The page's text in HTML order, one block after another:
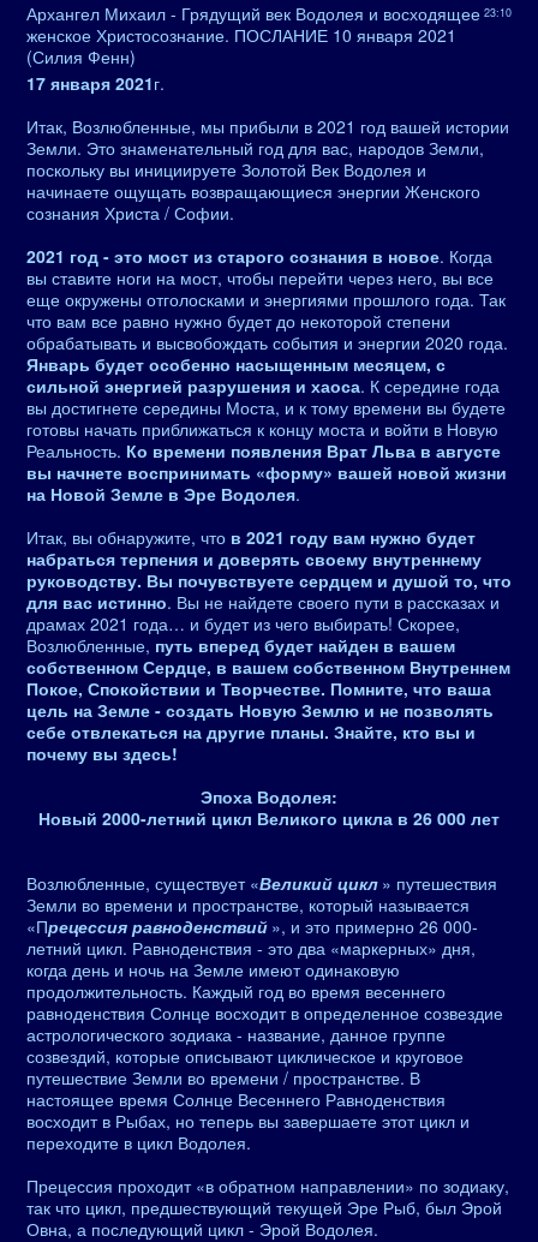
23:10
Архангел Михаил - Грядущий век Водолея и восходящее
женское Христосознание. ПОСЛАНИЕ 10 января 2021
(Силия Фенн)
17 января 2021г.
Итак, Возлюбленные, мы прибыли в 2021 год вашей истории
Земли. Это знаменательный год для вас, народов Земли,
поскольку вы инициируете Золотой Век Водолея и
начинаете ощущать возвращающиеся энергии Женского
сознания Христа / Софии.
2021 год - это мост из старого сознания в новое. Когда
вы ставите ноги на мост, чтобы перейти через него, вы все
еще окружены отголосками и энергиями прошлого года. Так
что вам все равно нужно будет до некоторой степени
обрабатывать и высвобождать события и энергии 2020 года.
Январь будет особенно насыщенным месяцем, с
сильной энергией разрушения и хаоса. К середине года
вы достигнете середины Моста, и к тому времени вы будете
готовы начать приближаться к концу моста и войти в Новую
Реальность. Ко времени появления Врат Льва в августе
вы начнете воспринимать «форму» вашей новой жизни
на Новой Земле в Эре Водолея.
Итак, вы обнаружите, что в 2021 году вам нужно будет
набраться терпения и доверять своему внутреннему
руководству. Вы почувствуете сердцем и душой то, что
для вас истинно. Вы не найдете своего пути в рассказах и
драмах 2021 года… и будет из чего выбирать! Скорее,
Возлюбленные, путь вперед будет найден в вашем
собственном Сердце, в вашем собственном Внутреннем
Покое, Спокойствии и Творчестве. Помните, что ваша
цель на Земле - создать Новую Землю и не позволять
себе отвлекаться на другие планы. Знайте, кто вы и
почему вы здесь!
Эпоха Водолея:
Новый 2000-летний цикл Великого цикла в 26 000 лет
Возлюбленные, существует «Великий цикл » путешествия
Земли во времени и пространстве, который называется
«Прецессия равноденствий », и это примерно 26 000-
летний цикл. Равноденствия - это два «маркерных» дня,
когда день и ночь на Земле имеют одинаковую
продолжительность. Каждый год во время весеннего
равноденствия Солнце восходит в определенное созвездие
астрологического зодиака - название, данное группе
созвездий, которые описывают циклическое и круговое
путешествие Земли во времени / пространстве. В
настоящее время Солнце Весеннего Равноденствия
восходит в Рыбах, но теперь вы завершаете этот цикл и
переходите в цикл Водолея.
Прецессия проходит «в обратном направлении» по зодиаку,
так что цикл, предшествующий текущей Эре Рыб, был Эрой
Овна, а последующий цикл - Эрой Водолея.